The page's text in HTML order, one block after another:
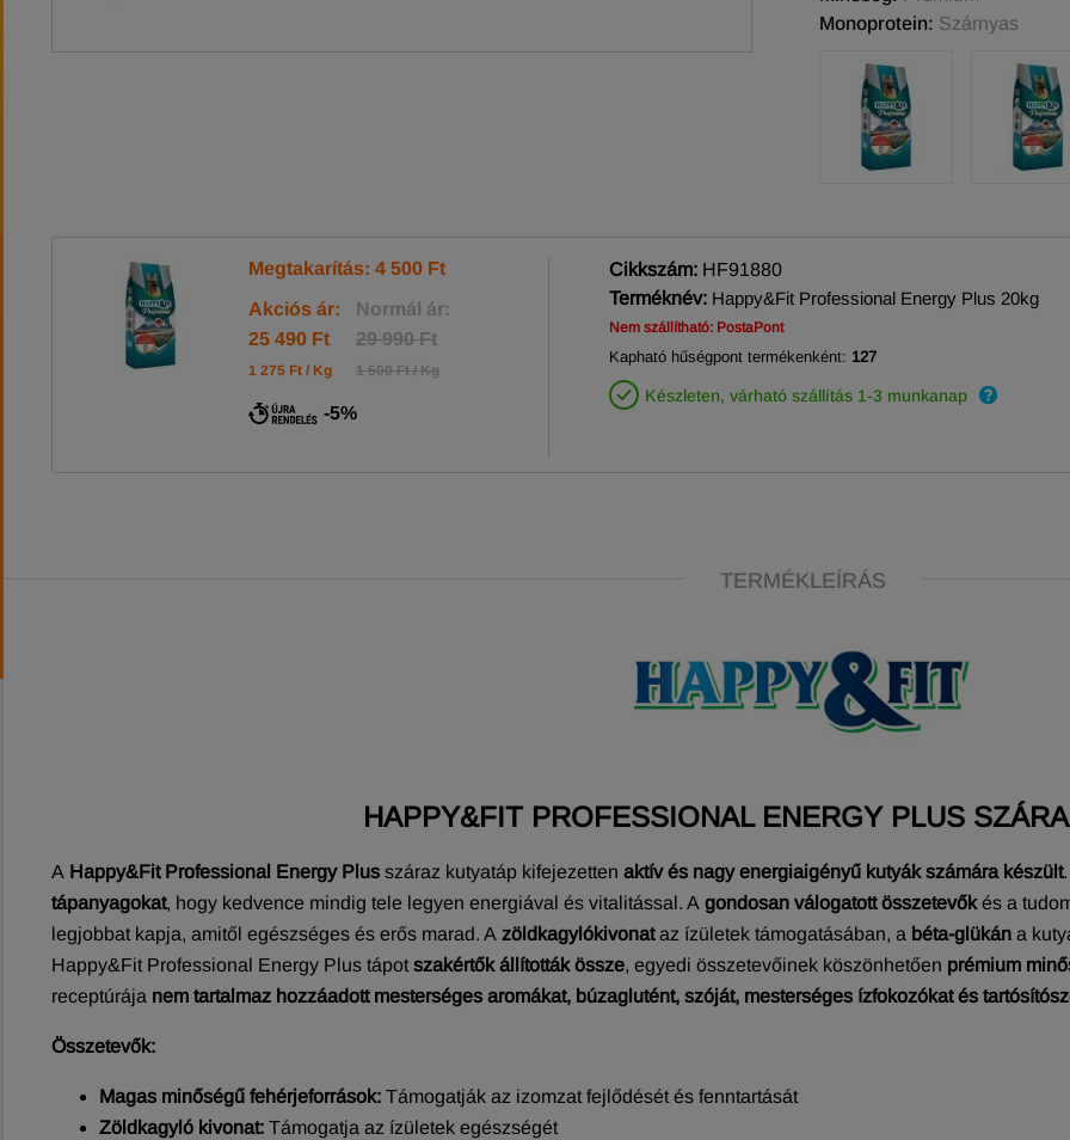
Monoprotein: Szárnyas
Megtakarítás: 4 500 Ft
Akciós ár:
25 490 Ft
Normál ár:
29 990 Ft
1 275 Ft / Kg 1 500 Ft / Kg
-5%
Cikkszám: HF91880
Terméknév: Happy&Fit Professional Energy Plus 20kg
Nem szállítható: PostaPont
Kapható hűségpont termékenként: 127
Készleten, várható szállítás 1-3 munkanap
TERMÉKLEÍRÁS
HAPPY&FIT PROFESSIONAL ENERGY PLUS
A Happy&Fit Professional Energy Plus száraz kutyatáp kifejezetten aktív és nagy energiaigényű kutyák számára készült
tápanyagokat, hogy kedvence mindig tele legyen energiával és vitalitással. A gondosan válogatott összetevők és a
legjobbat kapja, amitől egészséges és erős marad. A zöldkagylókivonat az ízületek támogatásában, a béta-glükán a
Happy&Fit Professional Energy Plus tápot szakértők állították össze, egyedi összetevőinek köszönhetően prémium
receptúrája nem tartalmaz hozzáadott mesterséges aromákat, búzaglutént, szóját, mesterséges ízfokozókat és
Összetevők:
Magas minőségű fehérjeforrások: Támogatják az izomzat fejlődését és fenntartását
Zöldkagyló kivonat: Támogatja az ízületek egészségét